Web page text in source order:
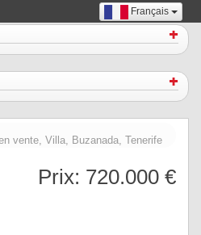
Français
vente, Villa, Buzanada, Tenerife
Prix: 720.000 €